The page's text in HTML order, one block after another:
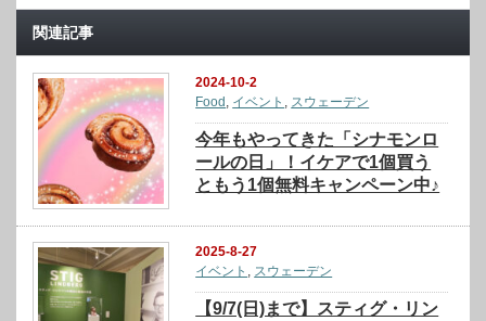
関連記事
2024-10-2
Food イベント スウェーデン
今年もやってきた「シナモンロ
ールの日」！イケアで1個買う
ともう1個無料キャンペーン中♪
2025-8-27
イベント , スウェーデン
【9/7(日)まで】スティグ・リン